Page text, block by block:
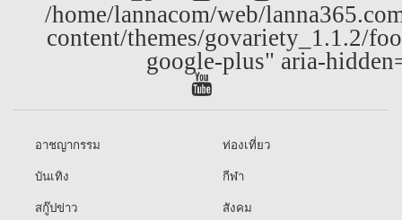
/home/lannacom/web/
content/themes/govariety_1.1.2/
google-plus" aria-
อาชญากรรม
ท่องเที่ยว
บันเทิง
กีฬา
สกู๊ปข่าว
สังคม